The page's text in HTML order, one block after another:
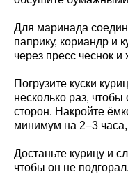
Для маринада
паприку, кориандр и
через пресс чеснок
Погрузите куски
несколько раз,
сторон. Накройте
минимум на 2–3
Достаньте курицу и
чтобы он не